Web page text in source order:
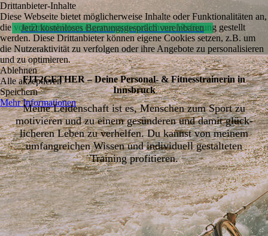
Jetzt kostenloses Beratungsgespräch vereinbaren
FIT2GETHER – Deine Perso­nal- & Fitness­trai­nerin in
Innsbruck
Meine Leidenschaft ist es, Menschen zum Sport zu
motivieren und zu einem gesünderen und damit glück­
licheren Leben zu verhelfen. Du kannst von meinem
umfangreichen Wissen und individuell gestalteten
Training profitieren.
Drittanbieter-Inhalte
Diese Webseite bietet möglicherweise Inhalte oder Funktionalitäten an,
die von Drittanbietern eigenverantwortlich zur Verfügung gestellt
werden. Diese Drittanbieter können eigene Cookies setzen, z.B. um
die Nutzeraktivität zu verfolgen oder ihre Angebote zu personalisieren
und zu optimieren.
Ablehnen
Alle akzeptieren
Speichern
Mehr Informationen